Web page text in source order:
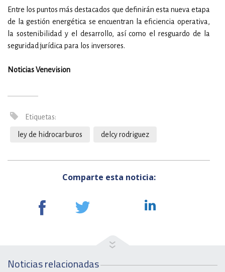
Entre los puntos más destacados que definirán esta nueva etapa
de la gestión energética se encuentran la eficiencia operativa,
la sostenibilidad y el desarrollo, así como el resguardo de la
seguridad jurídica para los inversores.
Noticias Venevision
Etiquetas:
ley de hidrocarburos delcy rodriguez
Comparte esta noticia:
Noticias relacionadas